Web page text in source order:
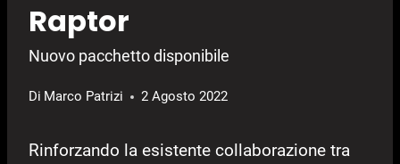
Raptor
Nuovo pacchetto disponibile
Di Marco Patrizi 2 Agosto 2022
Rinforzando la esistente collaborazione tra